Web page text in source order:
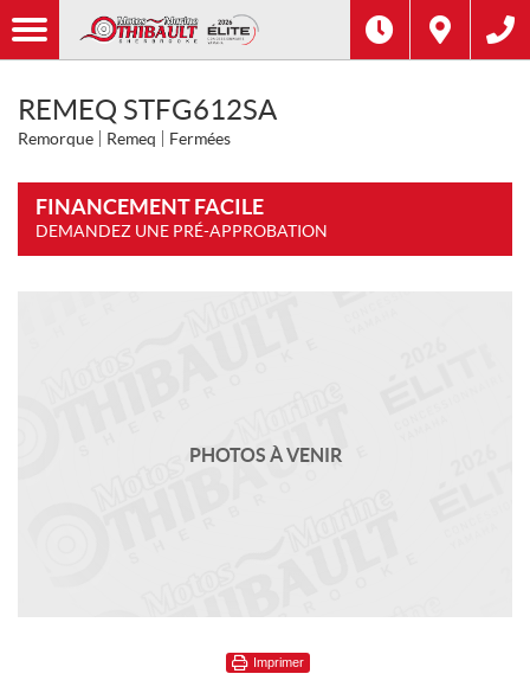
REMEQ STFG612SA
Remorque Remeq Fermées
FINANCEMENT FACILE
DEMANDEZ UNE PRÉ-APPROBATION
PHOTOS À VENIR
Imprimer